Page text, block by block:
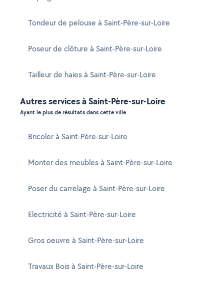
Tondeur de pelouse à Saint-Père-sur-Loire
Poseur de clôture à Saint-Père-sur-Loire
Tailleur de haies à Saint-Père-sur-Loire
Autres services à Saint-Père-sur-Loire
Ayant le plus de résultats dans cette ville
Bricoler à Saint-Père-sur-Loire
Monter des meubles à Saint-Père-sur-Loire
Poser du carrelage à Saint-Père-sur-Loire
Electricité à Saint-Père-sur-Loire
Gros oeuvre à Saint-Père-sur-Loire
Travaux Bois à Saint-Père-sur-Loire